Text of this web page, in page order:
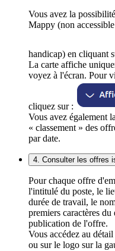
Vous avez la
Mappy (non
handicap) en cliquant
La carte affiche
voyez à l'écran. Pour
cliquez sur :
Vous avez également
« classement » des
par date.
4. Consulter les offres
Pour chaque offre
l'intitulé du poste, le
durée de travail, le
premiers caractères
publication de l'offre.
Vous accédez au
ou sur le logo sur la